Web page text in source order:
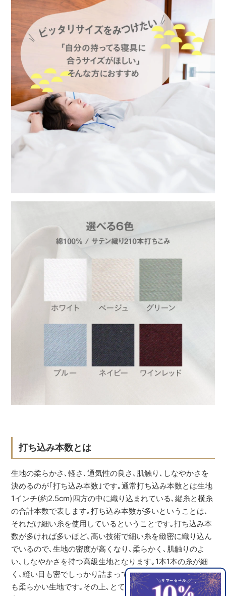
打ち込み本数とは
生地の柔らかさ､軽さ､通気性の良さ､肌触り､しなやかさを
決めるのが｢打ち込み本数｣です｡通常打ち込み本数とは生地
1インチ(約2.5cm)四方の中に織り込まれている､縦糸と横糸
の合計本数で表します｡打ち込み本数が多いということは､
それだけ細い糸を使用しているということです｡打ち込み本
数が多ければ多いほど､高い技術で細い糸を緻密に織り込ん
でいるので､生地の密度が高くなり､柔らかく､肌触りのよ
い､しなやかさを持つ高級生地となります｡1本1本の糸が細
く､縫い目も密でしっかり詰まっているので､肌触りがとて
も柔らかい生地です｡その上､とても軽くて非常に耐久性に